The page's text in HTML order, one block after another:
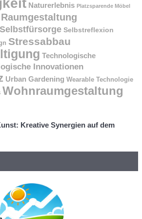
Naturerlebnis Platzsparende Möbel
Raumgestaltung
Selbstfürsorge Selbstreflexion
Stressabbau
Technologische
Innovationen
Urban Gardening Wearable Technologie
Wohnraumgestaltung
Kreative Synergien auf dem